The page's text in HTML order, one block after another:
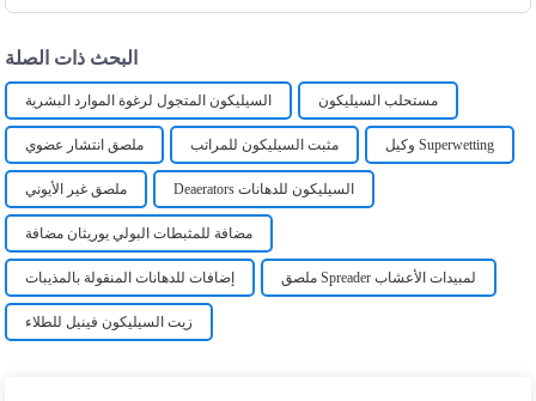
البحث ذات الصلة
السيليكون المتجول لرغوة الموارد البشرية مستحلب السيليكون
ملصق انتشار عضوي مثبت السيليكون للمراتب وكيل Superwetting
ملصق غير الأيوني Deaerators السيليكون للدهانات
مضافة للمثبطات البولي يوريثان مضافة
إضافات للدهانات المنقولة بالمذيبات ملصق Spreader لمبيدات الأعشاب
زيت السيليكون فينيل للطلاء